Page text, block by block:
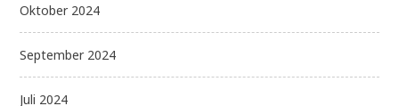
Oktober 2024
September 2024
Juli 2024